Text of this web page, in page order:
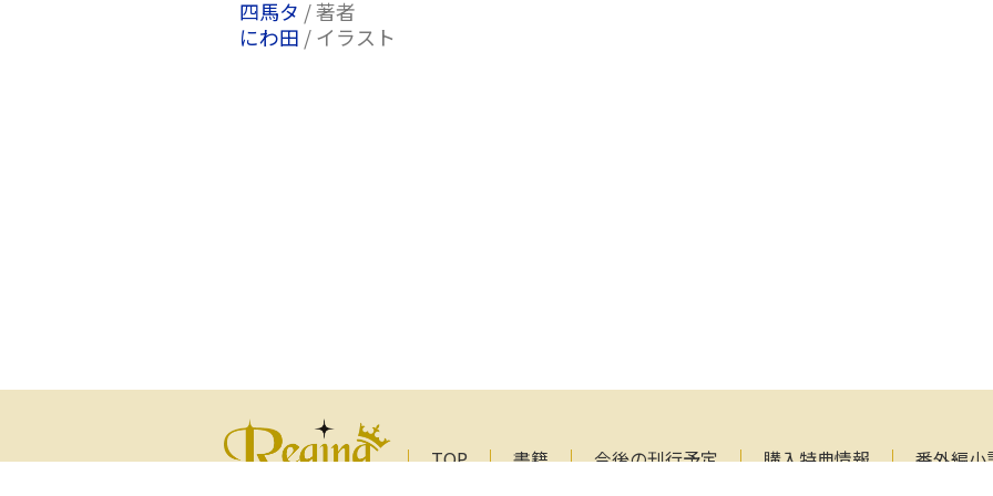
四馬タ / 著者
にわ田 / イラスト
TOP 書籍 今後の刊行予定 購入特典情報 番外編小